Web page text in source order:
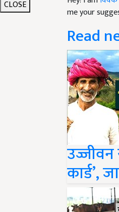
CLOSE
me your
Read
कार्ड’,